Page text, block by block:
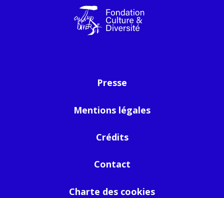
Presse
Mentions légales
Crédits
Contact
Charte des cookies